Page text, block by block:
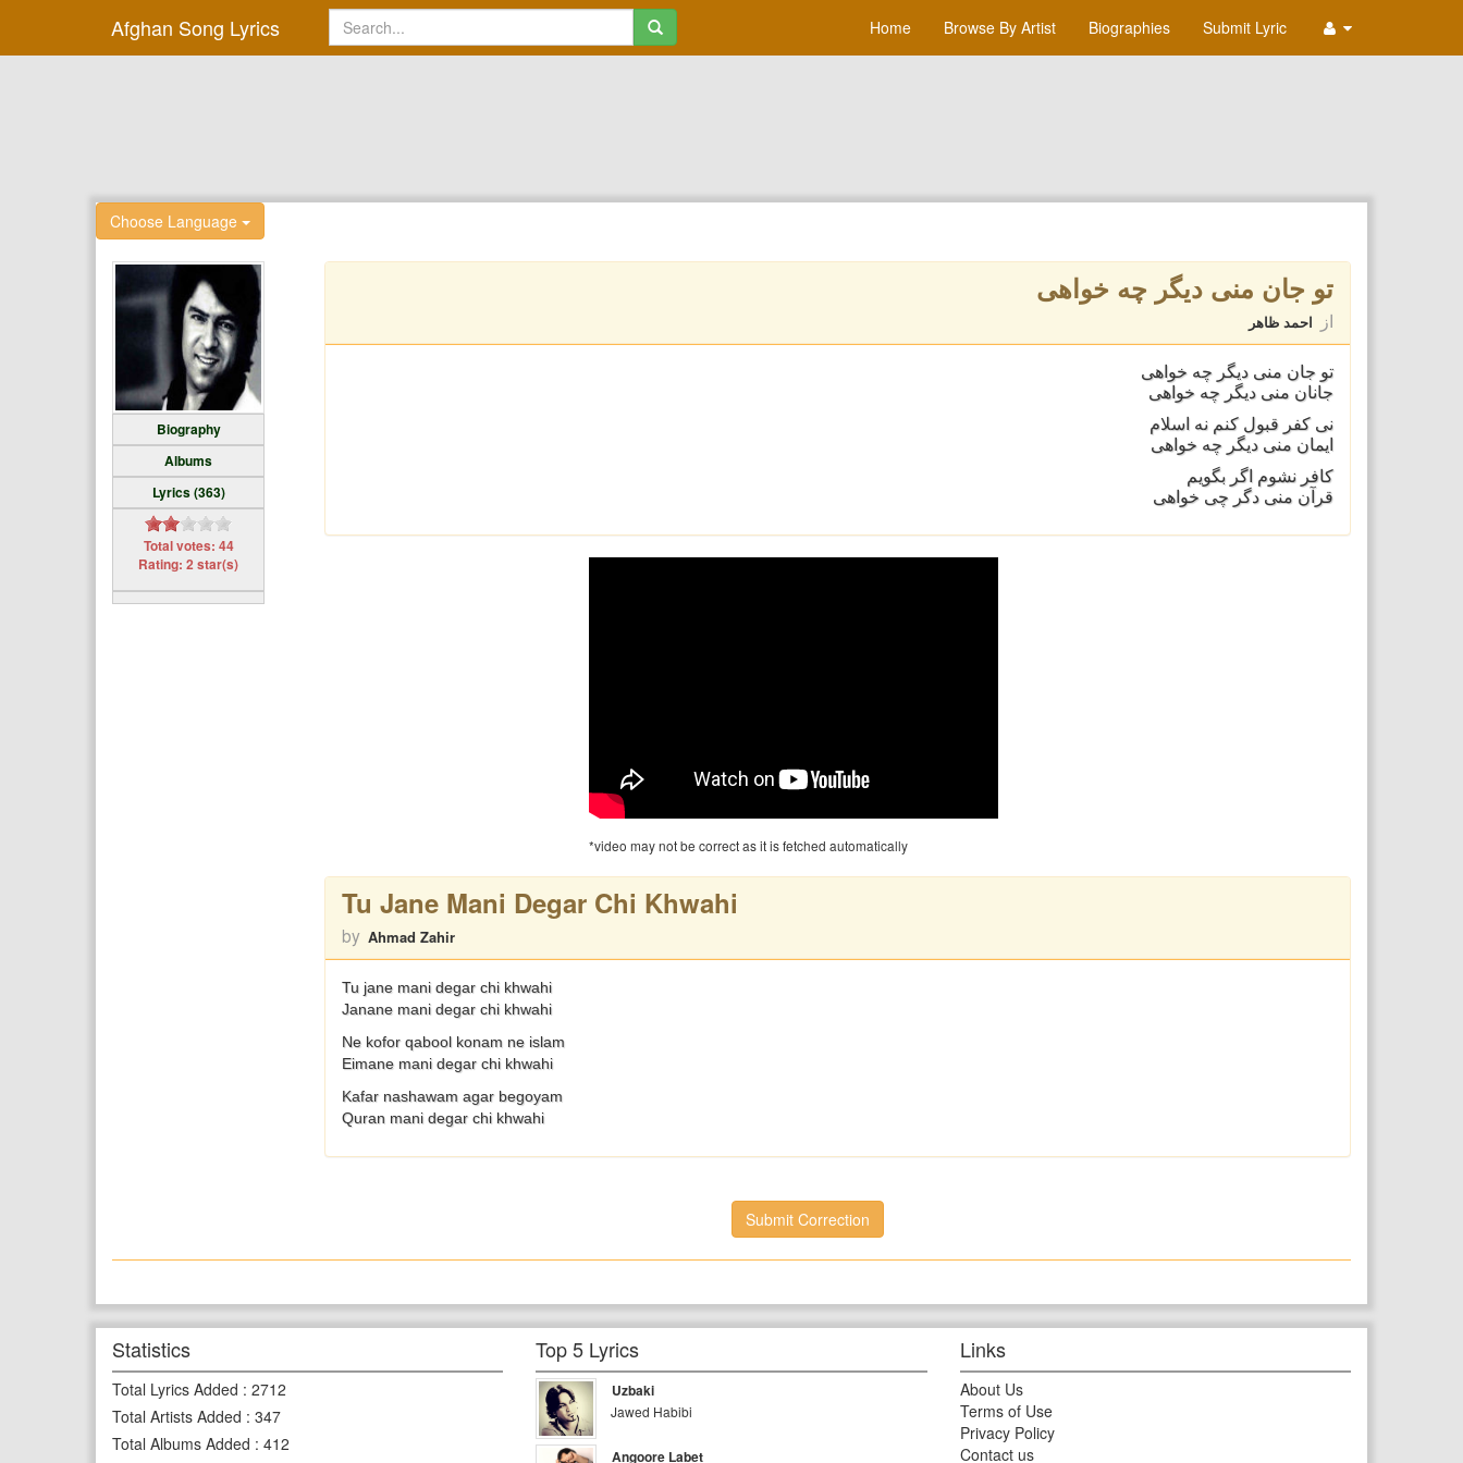
Afghan Song Lyrics Home Browse By Artist Biographies Submit Lyric
Choose Language
Biography
Albums
Lyrics (363)
Total votes: 44
Rating: 2 star(s)
تو جان منی دیگر چه خواهی
از احمد ظاهر
تو جان منی دیگر چه خواهی
جانان منی دیگر چه خواهی
نی کفر قبول کنم نه اسلام
ایمان منی دیگر چه خواهی
کافر نشوم اگر بگویم
قرآن منی دگر چی خواهی
*video may not be correct as it is fetched automatically
Tu Jane Mani Degar Chi Khwahi
by Ahmad Zahir
Tu jane mani degar chi khwahi
Janane mani degar chi khwahi
Ne kofor qabool konam ne islam
Eimane mani degar chi khwahi
Kafar nashawam agar begoyam
Quran mani degar chi khwahi
Submit Correction
Statistics
Total Lyrics Added : 2712
Total Artists Added : 347
Total Albums Added : 412
Top 5 Lyrics
Uzbaki
Jawed Habibi
Angoore Labet
Links
About Us
Terms of Use
Privacy Policy
Contact us